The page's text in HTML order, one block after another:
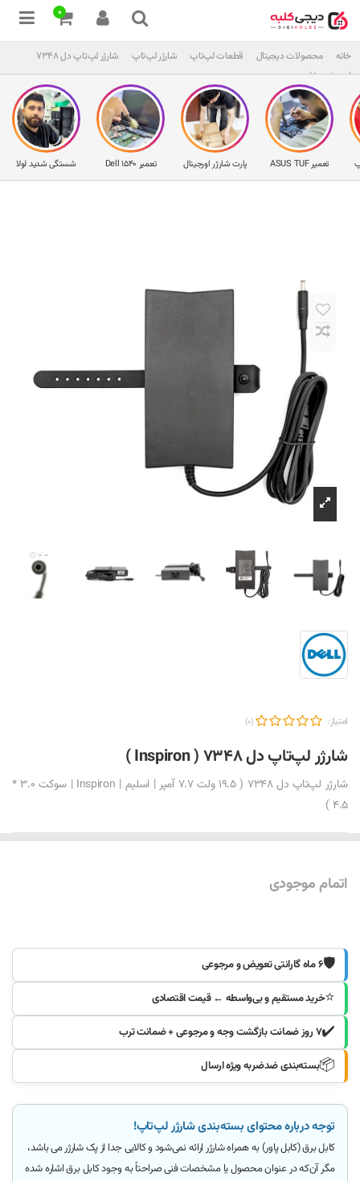
0
خانه محصولات دیجیتال قطعات لپ‌تاپ شارژر لپ‌تاپ
شارژر لپ‌تاپ دل 7348
( Inspiron )
شستگی شدید لولا تعمیر Dell 1540 پارت شارژر اورجینال تعمیر ASUS TUF
شارژر لپ‌تاپ دل 7348 ( Inspiron )
شارژر لپ‌تاپ دل 7348 ( 19.5 ولت 7.7 آمپر | اسلیم | Inspiron | سوکت 3.0 *
4.5 )
امتیاز: (0)
اتمام موجودی
موجود شد خبرم کنید 🛡️۶ ماه گارانتی تعویض و مرجوعی
⭐خرید مستقیم و بی‌واسطه ← قیمت اقتصادی
✔️۷ روز ضمانت بازگشت وجه و مرجوعی + ضمانت ترب
📦بسته‌بندی ضدضربه ویژه ارسال
توجه درباره محتوای بسته‌بندی شارژر لپ‌تاپ!
کابل برق (کابل پاور)به همراه شارژر ارائه نمی‌شود و کالایی جدا از پک شارژر می باشد،
مگر آن‌کهدر عنوان محصول یا مشخصات فنی صراحتاً به وجود کابل برق اشاره شده